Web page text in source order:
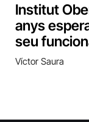
Institut
anys
seu
Víctor Saura